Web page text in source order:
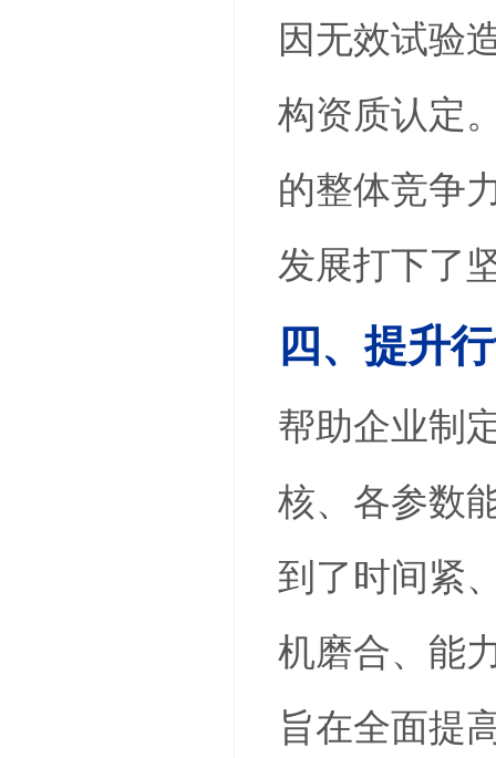
因无效试验
构资质认定
的整体竞争
发展打下了
四、提升
帮助企业制
核、各参数
到了时间紧
机磨合、能
旨在全面提